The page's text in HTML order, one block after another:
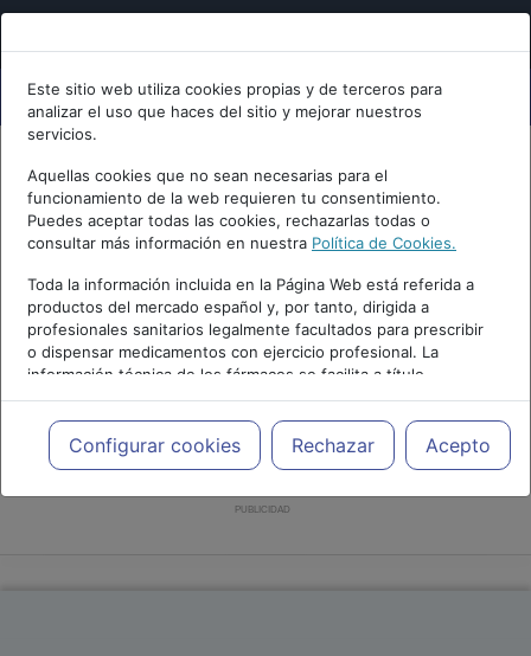
Este sitio web utiliza cookies propias y de terceros para
analizar el uso que haces del sitio y mejorar nuestros
servicios.
Aquellas cookies que no sean necesarias para el
funcionamiento de la web requieren tu consentimiento.
Puedes aceptar todas las cookies, rechazarlas todas o
consultar más información en nuestra Política de Cookies.
Toda la información incluida en la Página Web está referida a
productos del mercado español y, por tanto, dirigida a
profesionales sanitarios legalmente facultados para prescribir
o dispensar medicamentos con ejercicio profesional. La
información técnica de los fármacos se facilita a título
meramente informativo, siendo responsabilidad de los
profesionales facultados prescribir medicamentos y decidir, en
cada caso concreto, el tratamiento más adecuado a las
necesidades del paciente.
Configurar cookies Rechazar Acepto
PUBLICIDAD